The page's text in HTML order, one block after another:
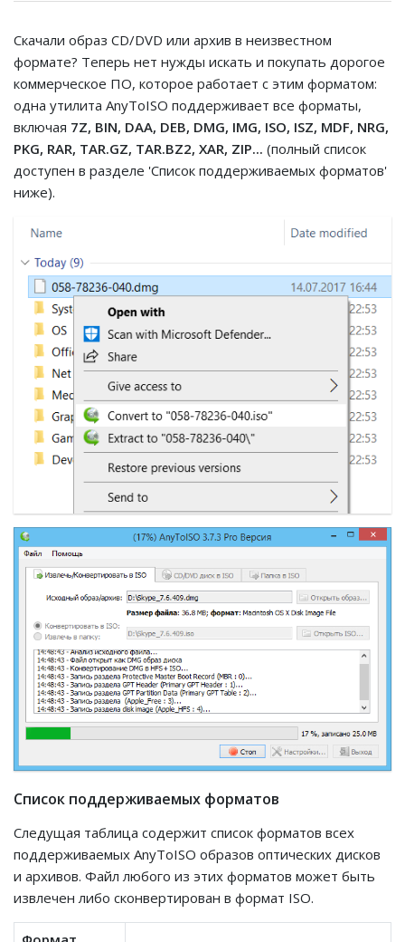
Скачали образ CD/DVD или архив в неизвестном
формате? Теперь нет нужды искать и покупать дорогое
коммерческое ПО, которое работает с этим форматом:
одна утилита AnyToISO поддерживает все форматы,
включая 7Z, BIN, DAA, DEB, DMG, IMG, ISO, ISZ, MDF, NRG,
PKG, RAR, TAR.GZ, TAR.BZ2, XAR, ZIP... (полный список
доступен в разделе 'Список поддерживаемых форматов'
ниже).
Список поддерживаемых форматов
Следущая таблица содержит список форматов всех
поддерживаемых AnyToISO образов оптических дисков
и архивов. Файл любого из этих форматов может быть
извлечен либо сконвертирован в формат ISO.